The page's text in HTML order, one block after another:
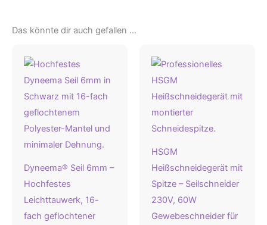
Das könnte dir auch gefallen …
Dyneema® Seil 6mm –
Hochfestes
Leichttauwerk, 16-
fach geflochtener
HSGM
Heißschneidegerät mit
Spitze – Seilschneider
230V, 60W
Gewebeschneider für